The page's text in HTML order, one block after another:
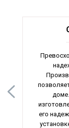
его